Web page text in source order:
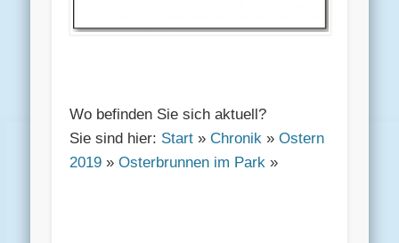
Wo befinden Sie sich aktuell?
Sie sind hier: Start »Chronik »Ostern
2019 »Osterbrunnen im Park »